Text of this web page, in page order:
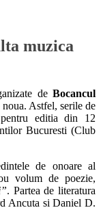
muzica
de Bocancul
Astfel, serile de
editia din 12
Bucuresti (Club
de onoare al
volum de poezie,
. Partea de literatura
Ancuta si Daniel D.